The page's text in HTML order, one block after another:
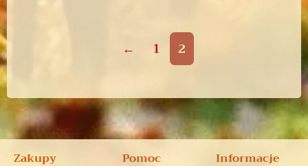
← 1 2
Zakupy
Pomoc
Informacje